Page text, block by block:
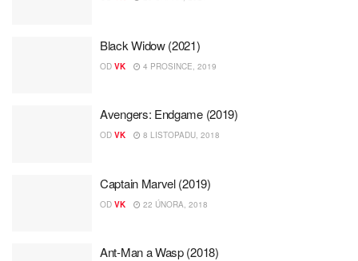
Black Widow (2021)
OD VK 4 PROSINCE, 2019
Avengers: Endgame (2019)
OD VK 8 LISTOPADU, 2018
Captain Marvel (2019)
OD VK 22 ÚNORA, 2018
Ant-Man a Wasp (2018)